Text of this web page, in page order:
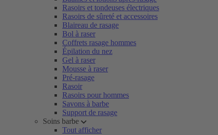
Rasoirs et tondeuses électriques
Rasoirs de sûreté et accessoires
Blaireau de rasage
Bol à raser
Coffrets rasage hommes
Épilation du nez
Gel à raser
Mousse à raser
Pré-rasage
Rasoir
Rasoirs pour hommes
Savons à barbe
Support de rasage
Soins barbe
Tout afficher